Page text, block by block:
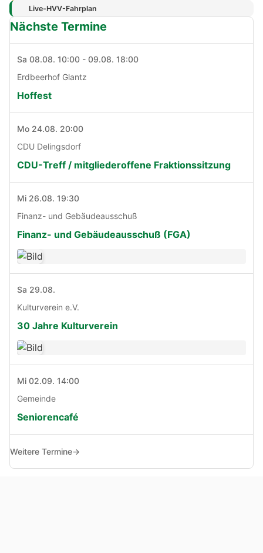
Live-HVV-Fahrplan
Nächste Termine
Sa 08.08. 10:00 - 09.08. 18:00
Erdbeerhof Glantz
Hoffest
Mo 24.08. 20:00
CDU Delingsdorf
CDU-Treff / mitgliederoffene Fraktionssitzung
Mi 26.08. 19:30
Finanz- und Gebäudeausschuß
Finanz- und Gebäudeausschuß (FGA)
Sa 29.08.
Kulturverein e.V.
30 Jahre Kulturverein
Mi 02.09. 14:00
Gemeinde
Seniorencafé
Weitere Termine→